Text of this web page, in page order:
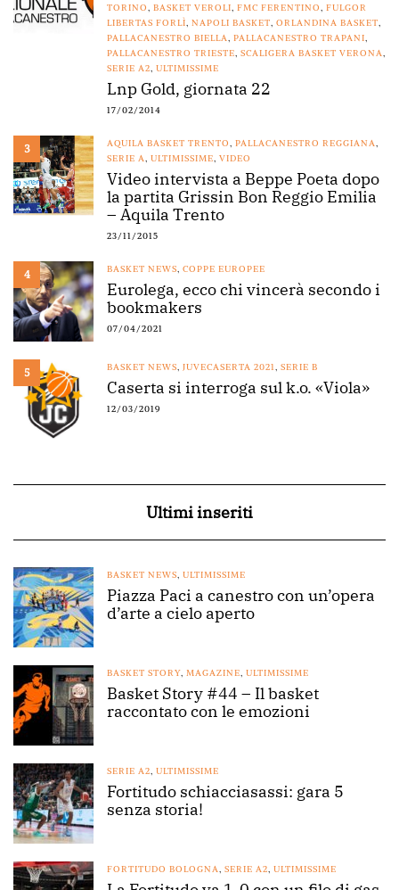
TORINO
BASKET VEROLI FMC FERENTINO
FULGOR
LIBERTAS FORLÌ NAPOLI BASKET ORLANDINA BASKET
PALLACANESTRO BIELLA
PALLACANESTRO TRAPANI
PALLACANESTRO TRIESTE SCALIGERA BASKET VERONA
SERIE A2 ULTIMISSIME
Lnp Gold, giornata 22
17/02/2014
3 AQUILA BASKET TRENTO PALLACANESTRO REGGIANA
SERIE A
ULTIMISSIME VIDEO
Video intervista a Beppe Poeta dopo
la partita Grissin Bon Reggio Emilia
– Aquila Trento
23/11/2015
4 BASKET NEWS COPPE EUROPEE
Eurolega, ecco chi vincerà secondo i
bookmakers
07/04/2021
5 BASKET NEWS JUVECASERTA 2021 SERIE B
Caserta si interroga sul k.o. «Viola»
12/03/2019
Ultimi inseriti
BASKET NEWS ULTIMISSIME
Piazza Paci a canestro con un’opera
d’arte a cielo aperto
BASKET STORY MAGAZINE ULTIMISSIME
Basket Story #44 – Il basket
raccontato con le emozioni
SERIE A2 ULTIMISSIME
Fortitudo schiacciasassi: gara 5
senza storia!
FORTITUDO BOLOGNA SERIE A2 ULTIMISSIME